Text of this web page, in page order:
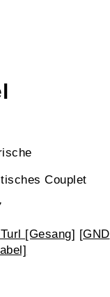
Couplet
[Gesang] [GND